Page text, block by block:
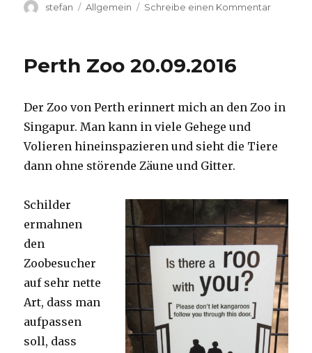
Autor
stefan Kategorien
Allgemein Schreibe einen Kommentarzu
Perth
Perth Zoo 20.09.2016
Der Zoo von Perth erinnert mich an den Zoo in
Singapur. Man kann in viele Gehege und
Volieren hineinspazieren und sieht die Tiere
dann ohne störende Zäune und Gitter.
Schilder
ermahnen
den
Zoobesucher
auf sehr nette
Art, dass man
aufpassen
soll, dass